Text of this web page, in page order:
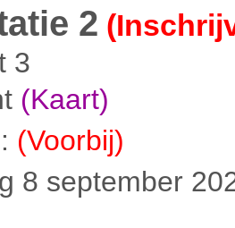
2
3
(Kaart)
(Voorbij)
8 september